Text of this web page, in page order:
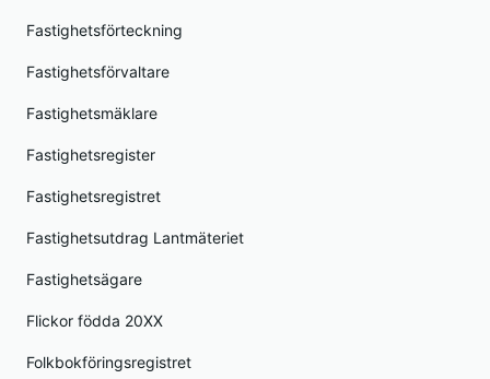
Fastighetsförteckning
Fastighetsförvaltare
Fastighetsmäklare
Fastighetsregister
Fastighetsregistret
Fastighetsutdrag Lantmäteriet
Fastighetsägare
Flickor födda 20XX
Folkbokföringsregistret